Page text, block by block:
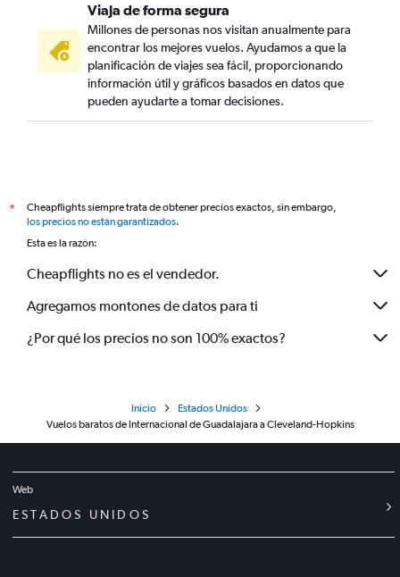
Viaja de forma segura
Millones de personas nos visitan anualmente para
encontrar los mejores vuelos. Ayudamos a que la
planificación de viajes sea fácil, proporcionando
información útil y gráficos basados en datos que
pueden ayudarte a tomar decisiones.
*
Cheapflights siempre trata de obtener precios exactos, sin embargo,
los precios no están garantizados.
Esta es la razón:
Cheapflights no es el vendedor.
Agregamos montones de datos para ti
¿Por qué los precios no son 100% exactos?
Inicio
Estados Unidos
Vuelos baratos de Internacional de Guadalajara a Cleveland-Hopkins
Web
ESTADOS UNIDOS